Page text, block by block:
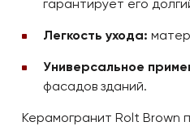
гарантирует его
Легкость ухода:
Универсальное
фасадов зданий.
Керамогранит Rolt Brown